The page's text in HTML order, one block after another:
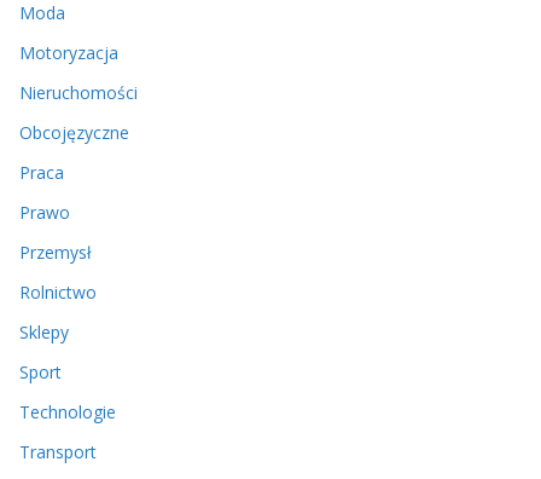
Moda
Motoryzacja
Nieruchomości
Obcojęzyczne
Praca
Prawo
Przemysł
Rolnictwo
Sklepy
Sport
Technologie
Transport